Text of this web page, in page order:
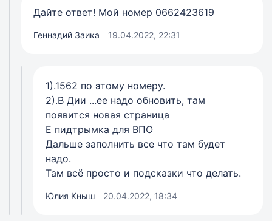
Дайте ответ! Мой номер 0662423619
Геннадий Заика 19.04.2022, 22:31
1).1562 по этому номеру.
2).В Дии ...ее надо обновить, там
появится новая страница
Е пидтрымка для ВПО
Дальше заполнить все что там будет
надо.
Там всё просто и подсказки что делать.
Юлия Кныш 20.04.2022, 18:34